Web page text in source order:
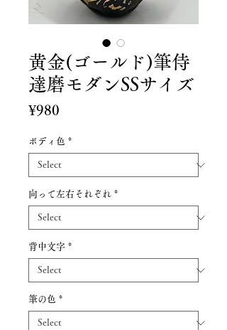
黄金(ゴールド)筆侍
達磨モダンSSサイズ
¥980
ボディ色 *
向って左右それぞれ *
背中文字 *
筆の色 *